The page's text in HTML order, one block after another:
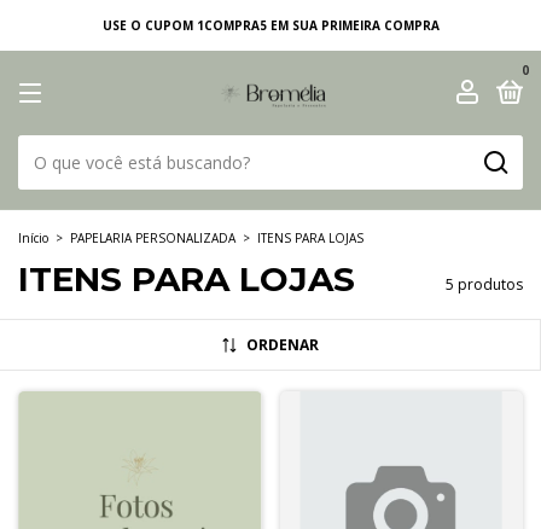
USE O CUPOM 1COMPRA5 EM SUA PRIMEIRA COMPRA
0
Início > PAPELARIA PERSONALIZADA > ITENS PARA LOJAS
ITENS PARA LOJAS 5 produtos
ORDENAR